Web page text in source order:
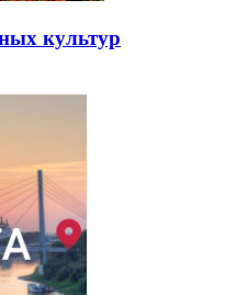
культур